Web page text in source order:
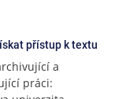
přístup k textu
a
práci: